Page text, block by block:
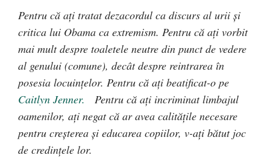
Pentru că aţi tratat dezacordul ca discurs al urii şi
critica lui Obama ca extremism. Pentru că aţi vorbit
mai mult despre toaletele neutre din punct de vedere
al genului (comune), decât despre reintrarea în
posesia locuinţelor. Pentru că aţi beatificat-o pe
Caitlyn Jenner.
Pentru că aţi incriminat limbajul
oamenilor, aţi negat că ar avea calităţile necesare
pentru creşterea şi educarea copiilor, v-aţi bătut joc
de credinţele lor.